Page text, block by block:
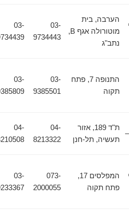
הערבה, בית
נתב"ג
03-
9734443
03-
9734439
התנופה 7, פתח
תקוה
03-
9385501
03-
9385809
ת"ד 189, אזור
תעשיה, תל-חנן
04-
8213322
04-
8210508
המפלסים 17,
פתח תקוה
073-
2000055
03-
9233367